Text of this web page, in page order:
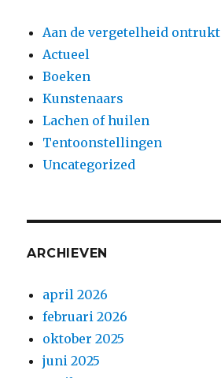
Aan de vergetelheid ontrukt
Actueel
Boeken
Kunstenaars
Lachen of huilen
Tentoonstellingen
Uncategorized
ARCHIEVEN
april 2026
februari 2026
oktober 2025
juni 2025